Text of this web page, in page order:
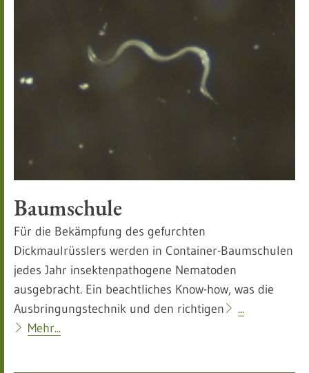
Baumschule
Für die Bekämpfung des gefurchten
Dickmaulrüsslers werden in Container-Baumschulen
jedes Jahr insektenpathogene Nematoden
ausgebracht. Ein beachtliches Know-how, was die
Ausbringungstechnik und den richtigen
...
Mehr...